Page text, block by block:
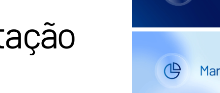
SAIBA MAIS
fusões e aquisições (M&A), levantamento
SAIBA MAIS